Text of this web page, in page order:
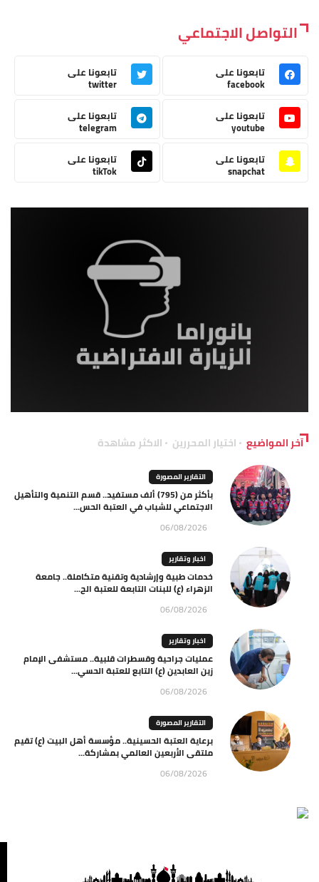
التواصل الاجتماعي
تابعونا على
facebook
تابعونا على
twitter
تابعونا على
youtube
تابعونا على
telegram
تابعونا على
snapchat
تابعونا على
tikTok
آخر المواضيع اختيار المحررين الاكثر مشاهدة
التقارير المصورة
بأكثر من (795) ألف مستفيد.. قسم التنمية والتأهيل
الاجتماعي للشباب في العتبة الحس...
06/08/2026
اخبار وتقارير
خدمات طبية وإرشادية وتقنية متكاملة.. جامعة
الزهراء (ع) للبنات التابعة للعتبة الح...
06/08/2026
اخبار وتقارير
عمليات جراحية وقسطرات قلبية.. مستشفى الإمام
زين العابدين (ع) التابع للعتبة الحسي...
06/08/2026
التقارير المصورة
برعاية العتبة الحسينية.. مؤسسة أهل البيت (ع) تقيم
ملتقى الأربعين العالمي بمشاركة...
06/08/2026